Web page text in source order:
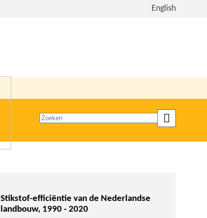
Bekijk
English
Zoeken
Stikstof-efficiëntie van de Nederlandse
landbouw, 1990 - 2020